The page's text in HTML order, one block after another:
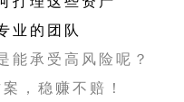
业的团队
能承受高风险呢？
，稳赚不赔！